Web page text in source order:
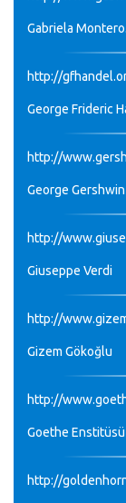
Gabriela Montero.
http://
George Frideric
http://
George Gershwin
http://
Giuseppe Verdi
http://
Gizem Gökoğlu
http://
Goethe Enstitüsü
http://